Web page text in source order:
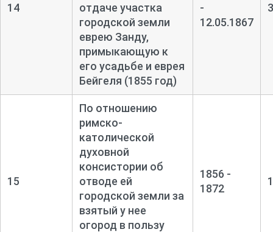
14
отдаче участка
городской земли
еврею Занду,
примыкающую к
его усадьбе и еврея
Бейгеля (1855 год)
-
12.05.1867
15
По отношению
римско-
католической
духовной
консистории об
отводе ей
городской земли за
взятый у нее
огород в пользу
1856 -
1872